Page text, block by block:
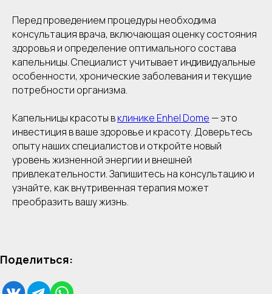
Перед проведением процедуры необходима
консультация врача, включающая оценку состояния
здоровья и определение оптимального состава
капельницы. Специалист учитывает индивидуальные
особенности, хронические заболевания и текущие
потребности организма.
Капельницы красоты вклинике Enhel Dome — это
инвестиция в ваше здоровье и красоту. Доверьтесь
опыту наших специалистов и откройте новый
уровень жизненной энергии и внешней
привлекательности. Запишитесь на консультацию и
узнайте, как внутривенная терапия может
преобразить вашу жизнь.
Поделиться: